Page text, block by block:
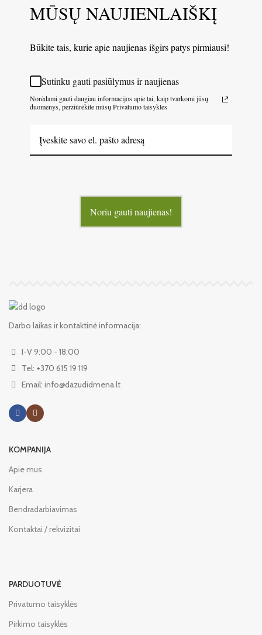
MŪSŲ NAUJIENLAIŠKĮ
Būkite tais, kurie apie naujienas išgirs patys pirmiausi!
Sutinku gauti pasiūlymus ir naujienas
Norėdami gauti daugiau informacijos apie tai, kaip tvarkomi jūsų
duomenys, peržiūrėkite mūsų Privatumo taisykles
Noriu gauti naujienas!
Darbo laikas ir kontaktinė informacija:
I-V 9:00 - 18:00
Tel: +370 615 19 119
Email: info@dazudidmena.lt
KOMPANIJA
Apie mus
Karjera
Bendradarbiavimas
Kontaktai / rekvizitai
PARDUOTUVĖ
Privatumo taisyklės
Pirkimo taisyklės